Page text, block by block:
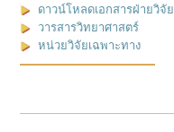
ดาวน์โหลดเอกสารฝ่ายวิจัย
วารสารวิทยาศาสตร์
หน่วยวิจัยเฉพาะทาง